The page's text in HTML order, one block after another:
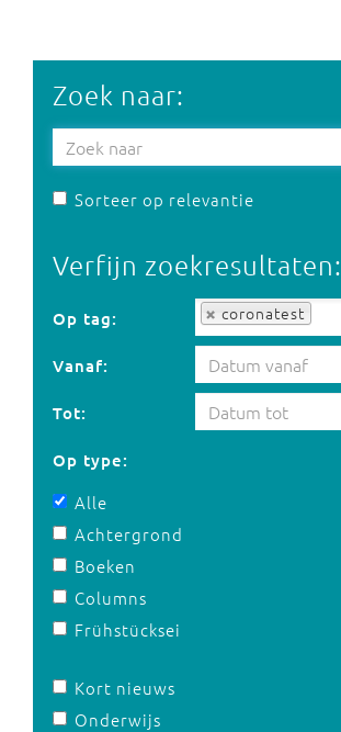
Zoek naar:
Sorteer op relevantie
Verfijn zoekresultaten:
Op tag: coronatest
Op tag:
Vanaf:
Tot:
Op type:
Alle
Achtergrond
Boeken
Columns
Frühstücksei
Kort nieuws
Onderwijs